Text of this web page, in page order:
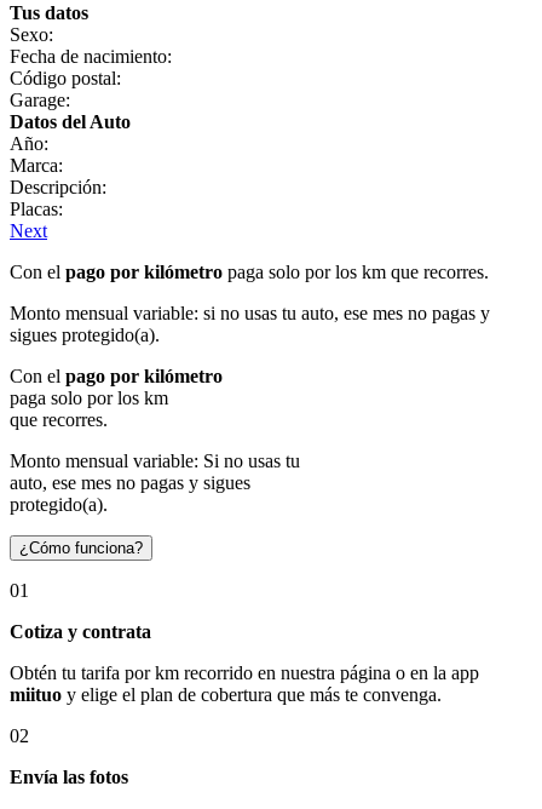
Tus datos
Sexo:
Fecha de nacimiento:
Código postal:
Garage:
Datos del Auto
Año:
Marca:
Descripción:
Placas:
Next
Con el pago por kilómetro paga solo por los km que recorres.
Monto mensual variable: si no usas tu auto, ese mes no pagas y
sigues protegido(a).
Con el pago por kilómetro
paga solo por los km
que recorres.
Monto mensual variable: Si no usas tu
auto, ese mes no pagas y sigues
protegido(a).
¿Cómo funciona?
01
Cotiza y contrata
Obtén tu tarifa por km recorrido en nuestra página o en la app
miituo y elige el plan de cobertura que más te convenga.
02
Envía las fotos